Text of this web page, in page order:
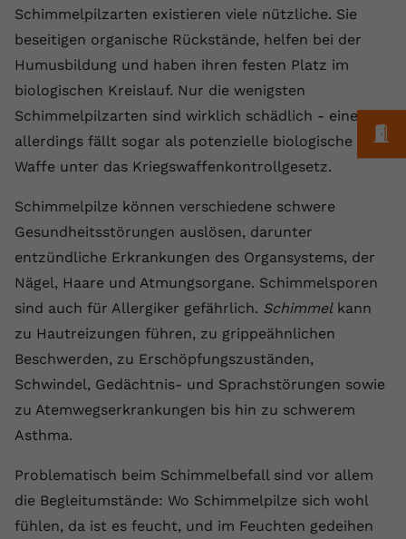
Schimmelpilzarten existieren viele nützliche. Sie
beseitigen organische Rückstände, helfen bei der
Humusbildung und haben ihren festen Platz im
biologischen Kreislauf. Nur die wenigsten
Schimmelpilzarten sind wirklich schädlich - einer
allerdings fällt sogar als potenzielle biologische
Waffe unter das Kriegswaffenkontrollgesetz.
Schimmelpilze können verschiedene schwere
Gesundheitsstörungen auslösen, darunter
entzündliche Erkrankungen des Organsystems, der
Nägel, Haare und Atmungsorgane. Schimmelsporen
sind auch für Allergiker gefährlich. Schimmelkann
zu Hautreizungen führen, zu grippeähnlichen
Beschwerden, zu Erschöpfungszuständen,
Schwindel, Gedächtnis- und Sprachstörungen sowie
zu Atemwegserkrankungen bis hin zu schwerem
Asthma.
Problematisch beim Schimmelbefall sind vor allem
die Begleitumstände: Wo Schimmelpilze sich wohl
fühlen, da ist es feucht, und im Feuchten gedeihen
Zweck
Dieser Wert speichert Ihre Consent-
Einstellungen. Unter anderem eine
zufällig generierte ID, für die
historische Speicherung Ihrer
vorgenommen Einstellungen, falls der
Webseiten-Betreiber dies eingestellt
hat.
Anbieter VPB.de
Zweck
Dieses Cookie wird verwendet, um die
Speicherung von
Benutzereinstellungen zu ermöglichen.
Zweck
wiederzuerkennen und statistische
Informationen zur Nutzung der
Name
Anbieter Google Ads
Laufzeit 90 Tage
Zweck
Wird von Google Ads für das
Conversion-Tracking verwendet, um
Werbeklicks der Nutzung auf unserer
Cookie-Informationen anzeigen
Externe Inhalte
Wir verwenden auf unserer Website externe Inhalte,
um Ihnen zusätzliche Informationen anzubieten.
Name vuid
Anbieter vimeo.com
Laufzeit 2 Jahre
Zweck
Vimeo installiert dieses Cookie, um
indem es eine eindeutige ID zum
Einbetten von Videos auf der Website
setzt.
Name CONSENT
Anbieter
Laufzeit 2 Jahre
Zweck
YouTube setzt dieses Cookie über
eingebettete YouTube-Videos und
Cookie-Informationen anzeigen